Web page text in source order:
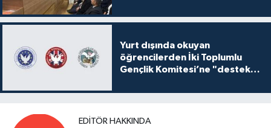
Yurt dışında okuyan
öğrencilerden İki Toplumlu
Gençlik Komitesi’ne "destek
EDITÖR HAKKINDA